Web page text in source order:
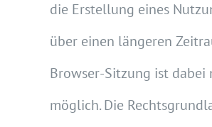
die Erstellung eines
über einen längeren
Browser-Sitzung ist dabei
möglich. Die